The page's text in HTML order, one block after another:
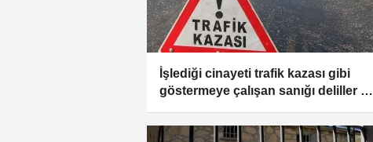
İşlediği cinayeti trafik kazası gibi
göstermeye çalışan sanığı deliller ele